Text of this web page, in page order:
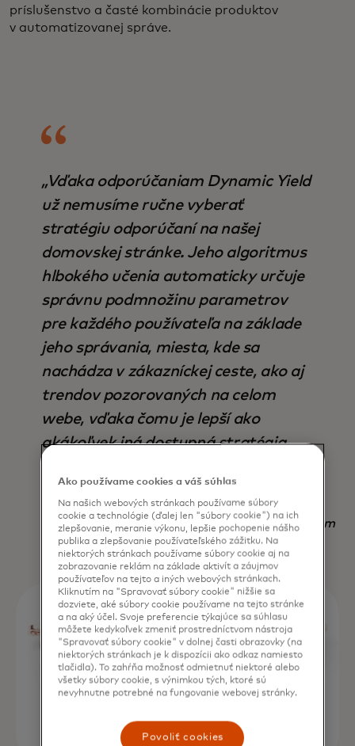
príslušenstvo a časté kombinácie produktov
v automatizovanej správe.
„Vďaka odporúčaniam Dynamic Yield
už nemusíme ručne vyberať
stratégiu odporúčaní na našej
domovskej stránke. Jeho algoritmus
hlbokého učenia automaticky určuje
správnu podmnožinu parametrov
pre každého používateľa na základe
jeho správania, miesta, kde sa
nachádza v zákazníckej ceste, ako aj
trendov pozorovaných na celom
webe, vďaka čomu je lepší ako
akákoľvek iná dostupná stratégia,
ušetreného času.“
Nadav Yekutiel, Head of Data, GlassesUSA.com
Ako používame cookies a váš súhlas
Na našich webových stránkach používame súbory
cookie a technológie (ďalej len "súbory cookie") na ich
zlepšovanie, meranie výkonu, lepšie pochopenie nášho
publika a zlepšovanie používateľského zážitku. Na
niektorých stránkach používame súbory cookie aj na
zobrazovanie reklám na základe aktivít a záujmov
používateľov na tejto a iných webových stránkach.
Kliknutím na "Spravovať súbory cookie" nižšie sa
dozviete, aké súbory cookie používame na tejto stránke
a na aký účel. Svoje preferencie týkajúce sa súhlasu
môžete kedykoľvek zmeniť prostredníctvom nástroja
"Spravovať súbory cookie" v dolnej časti obrazovky (na
niektorých stránkach je k dispozícii ako odkaz namiesto
tlačidla). To zahŕňa možnosť odmietnuť niektoré alebo
všetky súbory cookie, s výnimkou tých, ktoré sú
nevyhnutne potrebné na fungovanie webovej stránky.
Povoliť cookies